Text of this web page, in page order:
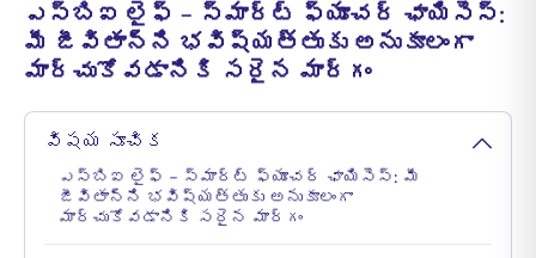
ఎస్‌బిఐ లైఫ్ – స్మార్ట్ ఫ్యూచర్ ఛాయిసెస్:
మీ జీవితాన్ని భవిష్యత్తుకు అనుకూలంగా
మార్చుకోవడానికి సరైన మార్గం
విషయ సూచిక
ఎస్‌బిఐ లైఫ్ – స్మార్ట్ ఫ్యూచర్ ఛాయిసెస్: మీ
జీవితాన్ని భవిష్యత్తుకు అనుకూలంగా
మార్చుకోవడానికి సరైన మార్గం